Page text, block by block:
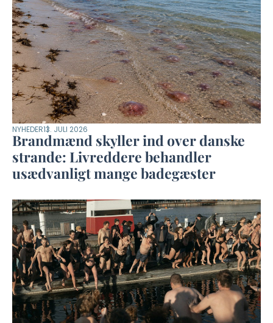
NYHEDER13. JULI 2026
Brandmænd skyller ind over danske
strande: Livreddere behandler
usædvanligt mange badegæster